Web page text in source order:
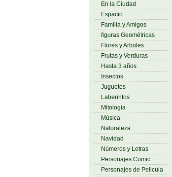
En la Ciudad
Espacio
Familia y Amigos
figuras Geométricas
Flores y Arboles
Frutas y Verduras
Hasta 3 años
Insectos
Juguetes
Laberintos
Mitologia
Música
Naturaleza
Navidad
Números y Letras
Personajes Comic
Personajes de Pelicula